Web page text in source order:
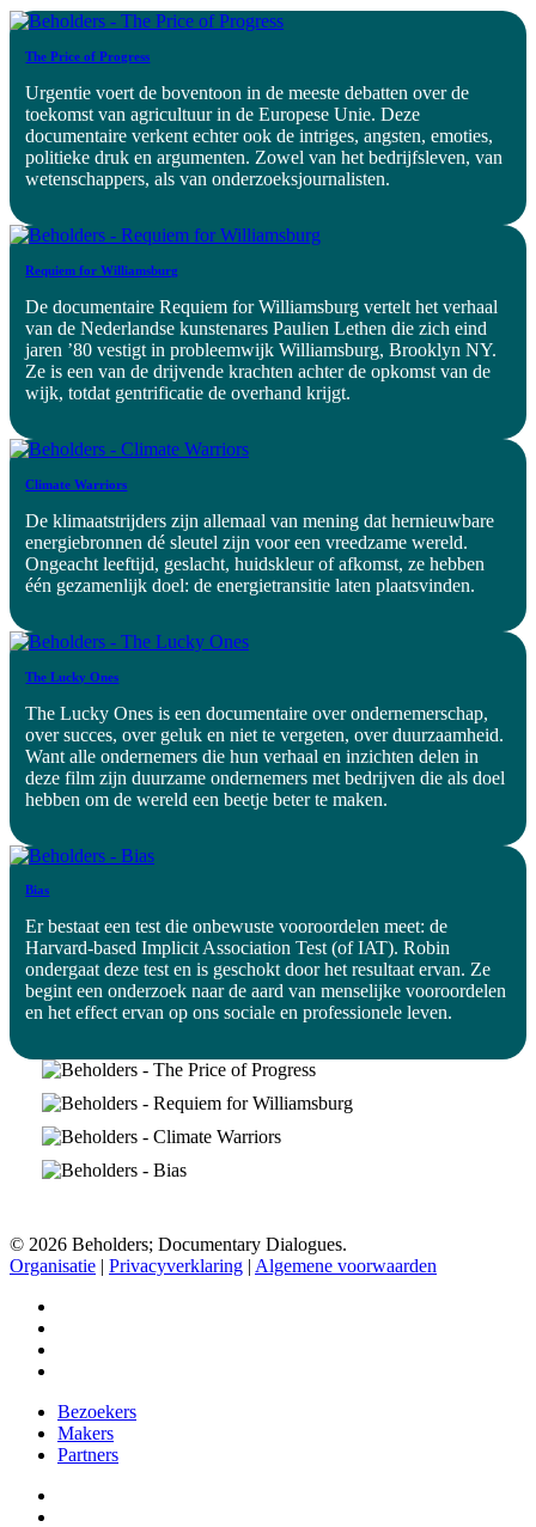
The Price of Progress
Urgentie voert de boventoon in de meeste debatten over de
toekomst van agricultuur in de Europese Unie. Deze
documentaire verkent echter ook de intriges, angsten, emoties,
politieke druk en argumenten. Zowel van het bedrijfsleven, van
wetenschappers, als van onderzoeksjournalisten.
Requiem for Williamsburg
De documentaire Requiem for Williamsburg vertelt het verhaal
van de Nederlandse kunstenares Paulien Lethen die zich eind
jaren ’80 vestigt in probleemwijk Williamsburg, Brooklyn NY.
Ze is een van de drijvende krachten achter de opkomst van de
wijk, totdat gentrificatie de overhand krijgt.
Climate Warriors
De klimaatstrijders zijn allemaal van mening dat hernieuwbare
energiebronnen dé sleutel zijn voor een vreedzame wereld.
Ongeacht leeftijd, geslacht, huidskleur of afkomst, ze hebben
één gezamenlijk doel: de energietransitie laten plaatsvinden.
The Lucky Ones
The Lucky Ones is een documentaire over ondernemerschap,
over succes, over geluk en niet te vergeten, over duurzaamheid.
Want alle ondernemers die hun verhaal en inzichten delen in
deze film zijn duurzame ondernemers met bedrijven die als doel
hebben om de wereld een beetje beter te maken.
Bias
Er bestaat een test die onbewuste vooroordelen meet: de
Harvard-based Implicit Association Test (of IAT). Robin
ondergaat deze test en is geschokt door het resultaat ervan. Ze
begint een onderzoek naar de aard van menselijke vooroordelen
en het effect ervan op ons sociale en professionele leven.
© 2026 Beholders; Documentary Dialogues.
Organisatie | Privacyverklaring | Algemene voorwaarden
Close
Menu
Bezoekers
Makers
Partners